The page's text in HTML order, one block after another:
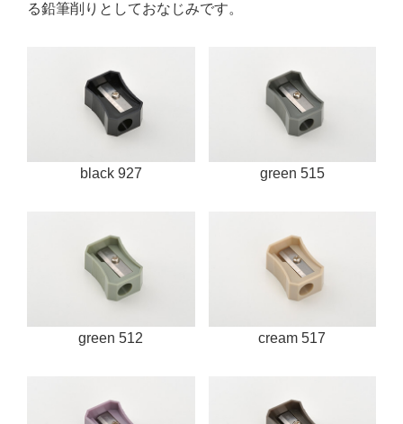
る鉛筆削りとしておなじみです。
black 927 green 515
green 512 cream 517